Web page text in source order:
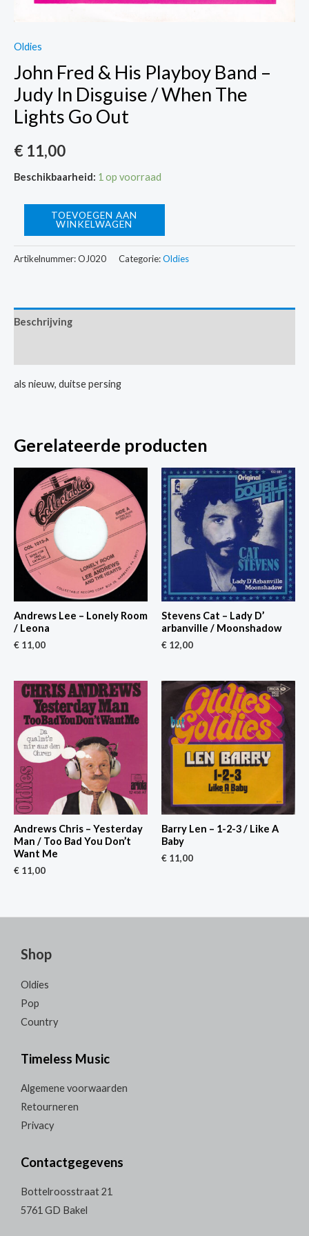
Oldies
John Fred & His Playboy Band –
Judy In Disguise / When The
Lights Go Out
€ 11,00
Beschikbaarheid: 1 op voorraad
&
Band
-
Disguise
Lights
Out
aantal
TOEVOEGEN AAN
WINKELWAGEN
Artikelnummer:OJ020 Categorie:Oldies
Beschrijving
als nieuw, duitse persing
Gerelateerde producten
Andrews Lee – Lonely Room
/ Leona
€ 11,00
Stevens Cat – Lady D’
arbanville / Moonshadow
€ 12,00
Andrews Chris – Yesterday
Man / Too Bad You Don’t
Want Me
€ 11,00
Barry Len – 1-2-3 / Like A
Baby
€ 11,00
Shop
Oldies
Pop
Country
Timeless Music
Algemene voorwaarden
Retourneren
Privacy
Contactgegevens
Bottelroosstraat 21
5761 GD Bakel